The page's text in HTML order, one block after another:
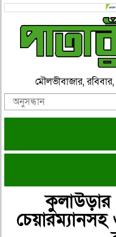
মৌলভীবাজার,
চেয়ারম্যানসহ